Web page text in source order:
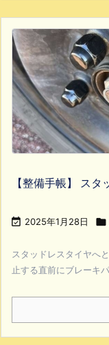
【整備手帳】 ス
 2025年1月28日 
スタッドレスタイヤへ
止する直前にブレーキ